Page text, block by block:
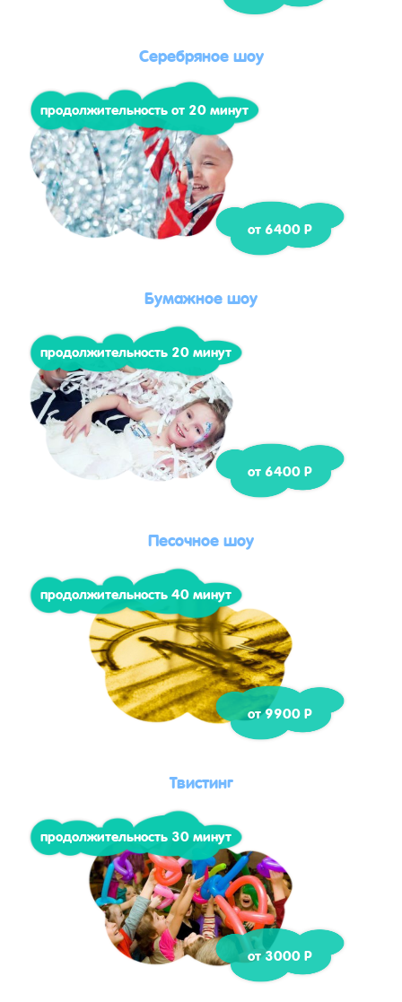
Серебряное шоу
продолжительность от 20 минут
от 6400 Р
Бумажное шоу
продолжительность 20 минут
от 6400 Р
Песочное шоу
продолжительность 40 минут
от 9900 Р
Твистинг
продолжительность 30 минут
от 3000 Р